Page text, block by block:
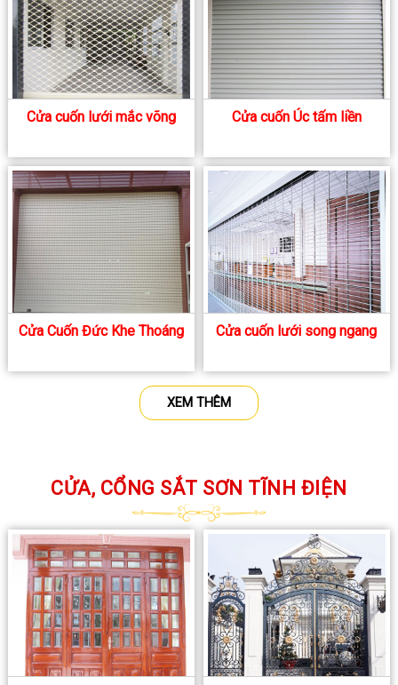
Cửa cuốn lưới mắc võng Cửa cuốn Úc tấm liền
Cửa Cuốn Đức Khe Thoáng Cửa cuốn lưới song ngang
XEM THÊM
CỬA, CỔNG SẮT SƠN TĨNH ĐIỆN